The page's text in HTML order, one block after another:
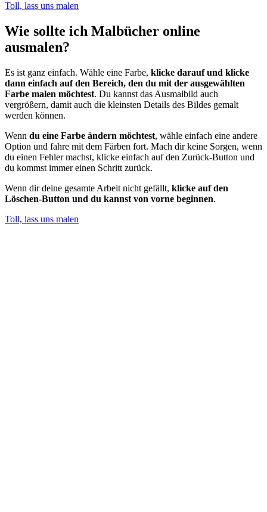
Toll, lass uns malen
Wie sollte ich Malbücher online
ausmalen?
Es ist ganz einfach. Wähle eine Farbe, klicke darauf und klicke
dann einfach auf den Bereich, den du mit der ausgewählten
Farbe malen möchtest. Du kannst das Ausmalbild auch
vergrößern, damit auch die kleinsten Details des Bildes gemalt
werden können.
Wenn du eine Farbe ändern möchtest, wähle einfach eine andere
Option und fahre mit dem Färben fort. Mach dir keine Sorgen, wenn
du einen Fehler machst, klicke einfach auf den Zurück-Button und
du kommst immer einen Schritt zurück.
Wenn dir deine gesamte Arbeit nicht gefällt, klicke auf den
Löschen-Button und du kannst von vorne beginnen.
Toll, lass uns malen